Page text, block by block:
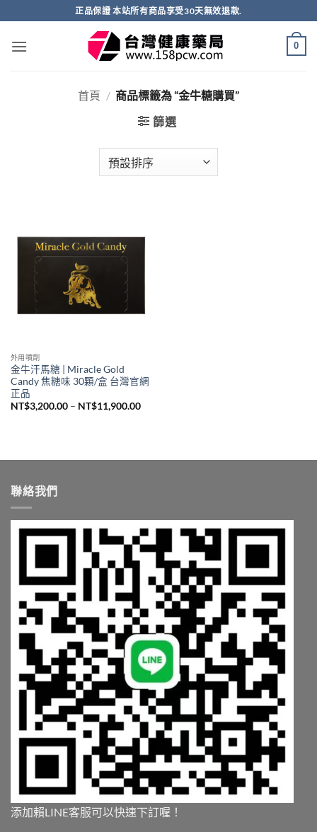
轉
正品保證 本站所有商品享受30天無效退款.
0
首頁 / 商品標籤為 “金牛糖購買”
篩選
外用噴劑
金牛汗馬糖 | Miracle Gold
Candy 焦糖味 30顆/盒 台灣官網
正品
NT$3,200.00 – NT$11,900.00價
NT$11,900.00
聯絡我們
添加賴LINE客服可以快速下訂喔！